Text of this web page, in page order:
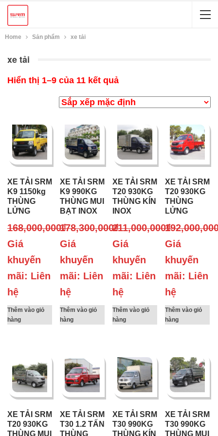
Home Sản phẩm xe tải
xe tải
Hiển thị 1–9 của 11 kết quả
XE TẢI SRM
K9 1150kg
THÙNG
LỬNG
168,000,000₫
Giá
khuyến
mãi: Liên
hệ
Thêm vào giỏ
hàng
XE TẢI SRM
K9 990KG
THÙNG MUI
BẠT INOX
178,300,000₫
Giá
khuyến
mãi: Liên
hệ
Thêm vào giỏ
hàng
XE TẢI SRM
T20 930KG
THÙNG KÍN
INOX
211,000,000₫
Giá
khuyến
mãi: Liên
hệ
Thêm vào giỏ
hàng
XE TẢI SRM
T20 930KG
THÙNG
LỬNG
Giá
khuyến
mãi: Liên
hệ
Thêm vào giỏ
hàng
XE TẢI SRM
T20 930KG
THÙNG MUI
XE TẢI SRM
T30 1.2 TẤN
THÙNG
XE TẢI SRM
T30 990KG
THÙNG KÍN
XE TẢI SRM
T30 990KG
THÙNG MUI